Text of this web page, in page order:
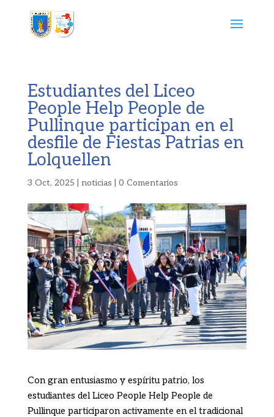
Estudiantes del Liceo
People Help People de
Pullinque participan en el
desfile de Fiestas Patrias en
Lolquellen
3 Oct, 2025 noticias 0 Comentarios
Con gran entusiasmo y espíritu patrio, los
estudiantes del Liceo People Help People de
Pullinque participaron activamente en el tradicional